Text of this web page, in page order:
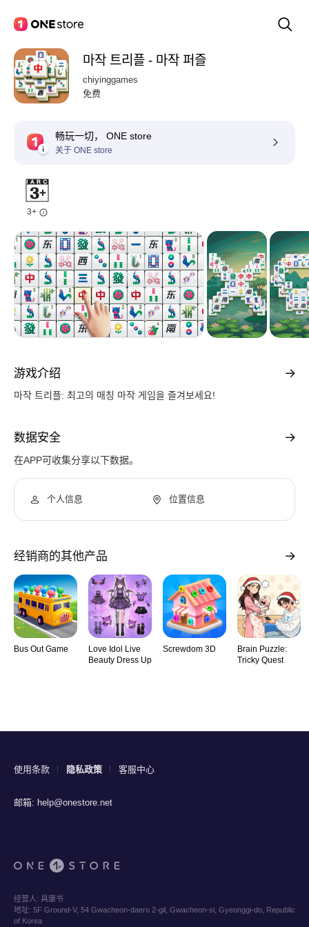
마작 트리플 - 마작 퍼즐
chiyinggames
免费
畅玩一切， ONE store
关于 ONE store
3+
游戏介绍
마작 트리플: 최고의 매칭 마작 게임을 즐겨보세요!
数据安全
在APP可收集分享以下数据。
个人信息 位置信息
经销商的其他产品
Bus Out Game
Love Idol Live
Beauty Dress Up
Screwdom 3D
Brain Puzzle:
Tricky Quest
使用条款 隐私政策 客服中心
邮箱: help@onestore.net
经营人: 具康书
地址: 5F Ground-V, 54 Gwacheon-daero 2-gil, Gwacheon-si, Gyeonggi-do, Republic
of Korea